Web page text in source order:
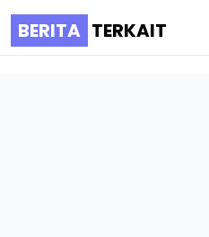
BERITA TERKAIT